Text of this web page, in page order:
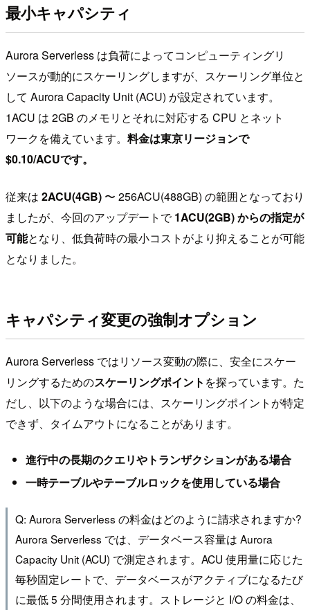
最小キャパシティ
Aurora Serverless は負荷によってコンピューティングリ
ソースが動的にスケーリングしますが、スケーリング単位と
して Aurora Capacity Unit (ACU) が設定されています。
1ACU は 2GB のメモリとそれに対応する CPU とネット
ワークを備えています。 料金は東京リージョンで
$0.10/ACUです。
従来は 2ACU(4GB) 〜 256ACU(488GB) の範囲となっており
ましたが、今回のアップデートで1ACU(2GB) からの指定が
可能となり、低負荷時の最小コストがより抑えることが可能
となりました。
キャパシティ変更の強制オプション
Aurora Serverless ではリソース変動の際に、安全にスケー
リングするためのスケーリングポイント を探っています。た
だし、以下のような場合には、スケーリングポイントが特定
できず、タイムアウトになることがあります。
進行中の長期のクエリやトランザクションがある場合
一時テーブルやテーブルロックを使用している場合
Q: Aurora Serverless の料金はどのように請求されますか?
Aurora Serverless では、データベース容量は Aurora
Capacity Unit (ACU) で測定されます。ACU 使用量に応じた
毎秒固定レートで、データベースがアクティブになるたび
に最低 5 分間使用されます。ストレージと I/O の料金は、